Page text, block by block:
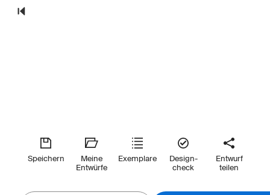
Speichern
Meine
Entwürfe
Exemplare
Design-
check
Entwurf
teilen